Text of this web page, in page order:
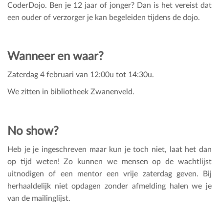
CoderDojo. Ben je 12 jaar of jonger? Dan is het vereist dat
een ouder of verzorger je kan begeleiden tijdens de dojo.
Wanneer en waar?
Zaterdag 4 februari van 12:00u tot 14:30u.
We zitten in bibliotheek Zwanenveld.
No show?
Heb je je ingeschreven maar kun je toch niet, laat het dan
op tijd weten! Zo kunnen we mensen op de wachtlijst
uitnodigen of een mentor een vrije zaterdag geven. Bij
herhaaldelijk niet opdagen zonder afmelding halen we je
van de mailinglijst.